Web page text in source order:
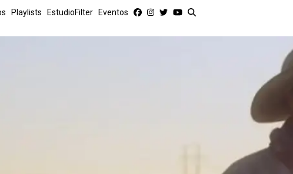
Playlists EstudioFilter Eventos